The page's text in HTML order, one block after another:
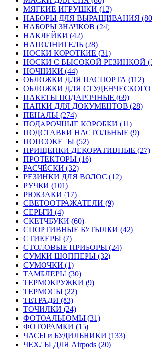
МЯГКИЕ ИГРУШКИ (12)
НАБОРЫ ДЛЯ ВЫРАЩИВАНИЯ
НАБОРЫ ЗНАЧКОВ (24)
НАКЛЕЙКИ (42)
НАПОЛНИТЕЛЬ (28)
НОСКИ КОРОТКИЕ (31)
НОСКИ С ВЫСОКОЙ РЕЗИНКОЙ
НОЧНИКИ (44)
ОБЛОЖКИ ДЛЯ ПАСПОРТА (112)
ОБЛОЖКИ ДЛЯ СТУДЕНЧЕСКОГО
ПАКЕТЫ ПОДАРОЧНЫЕ (69)
ПАПКИ ДЛЯ ДОКУМЕНТОВ (28)
ПЕНАЛЫ (274)
ПОДАРОЧНЫЕ КОРОБКИ (11)
ПОДСТАВКИ НАСТОЛЬНЫЕ (9)
ПОПСОКЕТЫ (52)
ПРИЩЕПКИ ДЕКОРАТИВНЫЕ (27)
ПРОТЕКТОРЫ (16)
РАСЧЁСКИ (32)
РЕЗИНКИ ДЛЯ ВОЛОС (12)
РУЧКИ (101)
РЮКЗАКИ (17)
СВЕТООТРАЖАТЕЛИ (9)
СЕРЬГИ (4)
СКЕТЧБУКИ (60)
СПОРТИВНЫЕ БУТЫЛКИ (42)
СТИКЕРЫ (7)
СТОЛОВЫЕ ПРИБОРЫ (24)
СУМКИ ШОППЕРЫ (32)
СУМОЧКИ (1)
ТАМБЛЕРЫ (30)
ТЕРМОКРУЖКИ (9)
ТЕРМОСЫ (22)
ТЕТРАДИ (83)
ТОЧИЛКИ (24)
ФОТОАЛЬБОМЫ (31)
ФОТОРАМКИ (15)
ЧАСЫ и БУДИЛЬНИКИ (133)
ЧЕХЛЫ ДЛЯ Airpods (20)